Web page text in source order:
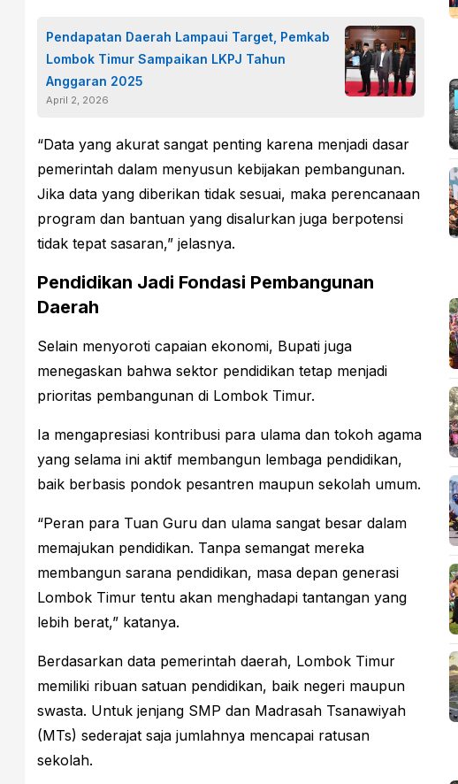
Pendapatan Daerah Lampaui Target, Pemkab
Lombok Timur Sampaikan LKPJ Tahun
Anggaran 2025
April 2, 2026
“Data yang akurat sangat penting karena menjadi dasar
pemerintah dalam menyusun kebijakan pembangunan.
Jika data yang diberikan tidak sesuai, maka perencanaan
program dan bantuan yang disalurkan juga berpotensi
tidak tepat sasaran,” jelasnya.
Pendidikan Jadi Fondasi Pembangunan
Daerah
Selain menyoroti capaian ekonomi, Bupati juga
menegaskan bahwa sektor pendidikan tetap menjadi
prioritas pembangunan di Lombok Timur.
Ia mengapresiasi kontribusi para ulama dan tokoh agama
yang selama ini aktif membangun lembaga pendidikan,
baik berbasis pondok pesantren maupun sekolah umum.
“Peran para Tuan Guru dan ulama sangat besar dalam
memajukan pendidikan. Tanpa semangat mereka
membangun sarana pendidikan, masa depan generasi
Lombok Timur tentu akan menghadapi tantangan yang
lebih berat,” katanya.
Berdasarkan data pemerintah daerah, Lombok Timur
memiliki ribuan satuan pendidikan, baik negeri maupun
swasta. Untuk jenjang SMP dan Madrasah Tsanawiyah
(MTs) sederajat saja jumlahnya mencapai ratusan
sekolah.